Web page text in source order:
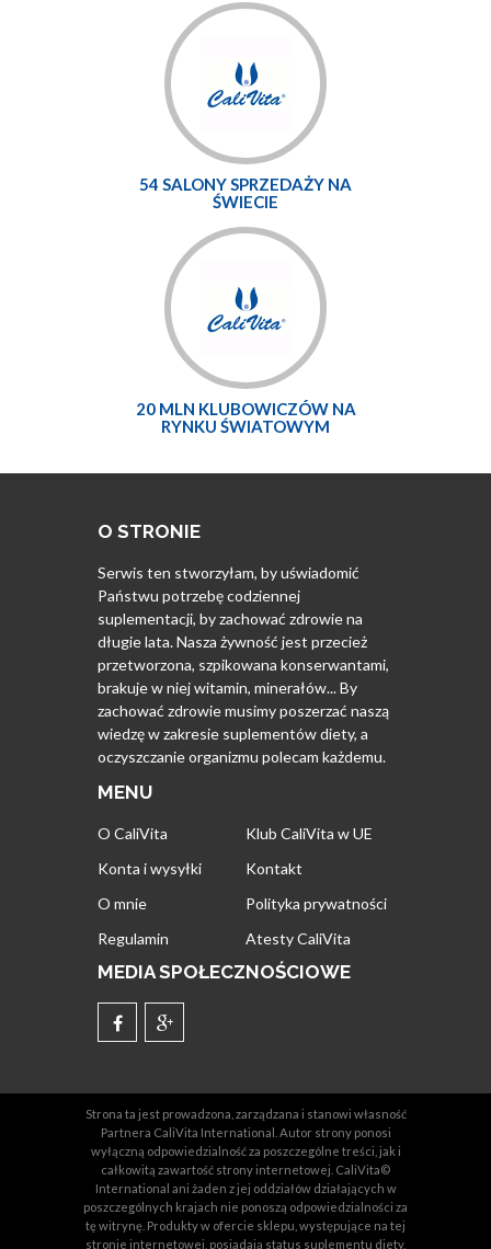
54 SALONY SPRZEDAŻY NA
ŚWIECIE
20 MLN KLUBOWICZÓW NA
RYNKU ŚWIATOWYM
O STRONIE
Serwis ten stworzyłam, by uświadomić
Państwu potrzebę codziennej
suplementacji, by zachować zdrowie na
długie lata. Nasza żywność jest przecież
przetworzona, szpikowana konserwantami,
brakuje w niej witamin, minerałów... By
zachować zdrowie musimy poszerzać naszą
wiedzę w zakresie suplementów diety, a
oczyszczanie organizmu polecam każdemu.
MENU
O CaliVita
Klub CaliVita w UE
Konta i wysyłki
Kontakt
O mnie
Polityka prywatności
Regulamin
Atesty CaliVita
MEDIA SPOŁECZNOŚCIOWE
Strona ta jest prowadzona, zarządzana i stanowi własność
Partnera CaliVita International. Autor strony ponosi
wyłączną odpowiedzialność za poszczególne treści, jak i
całkowitą zawartość strony internetowej. CaliVita©
International ani żaden z jej oddziałów działających w
poszczególnych krajach nie ponoszą odpowiedzialności za
tę witrynę. Produkty w ofercie sklepu, występujące na tej
stronie internetowej, posiadają status suplementu diety,